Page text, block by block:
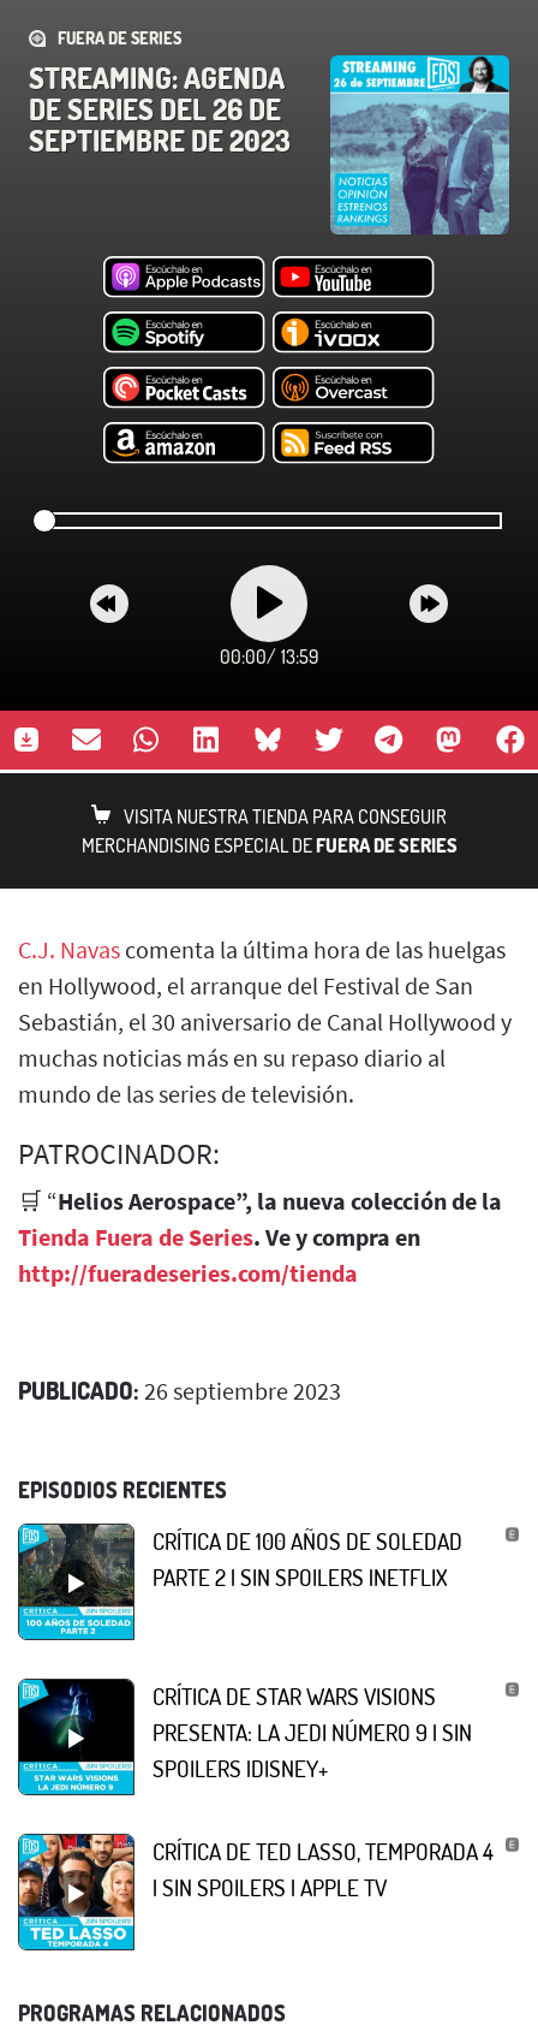
FUERA DE SERIES
STREAMING: AGENDA
DE SERIES DEL 26 DE
SEPTIEMBRE DE 2023
00:00/ 13:59
VISITA NUESTRA TIENDA PARA CONSEGUIR
MERCHANDISING ESPECIAL DEFUERA DE SERIES
C.J. Navas comenta la última hora de las huelgas
en Hollywood, el arranque del Festival de San
Sebastián, el 30 aniversario de Canal Hollywood y
muchas noticias más en su repaso diario al
mundo de las series de televisión.
PATROCINADOR:
🛒 “Helios Aerospace”, la nueva colección de la
Tienda Fuera de Series. Ve y compra en
http://fueradeseries.com/tienda
PUBLICADO: 26 septiembre 2023
EPISODIOS RECIENTES
CRÍTICA DE 100 AÑOS DE SOLEDAD
PARTE 2 | SIN SPOILERS |NETFLIX
CRÍTICA DE STAR WARS VISIONS
PRESENTA: LA JEDI NÚMERO 9 | SIN
SPOILERS |DISNEY+
CRÍTICA DE TED LASSO, TEMPORADA 4
| SIN SPOILERS | APPLE TV
PROGRAMAS RELACIONADOS